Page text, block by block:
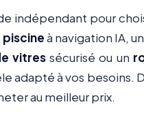
indépendant pour
à navigation IA, un
vitressécurisé ou un
adapté à vos
au meilleur prix.